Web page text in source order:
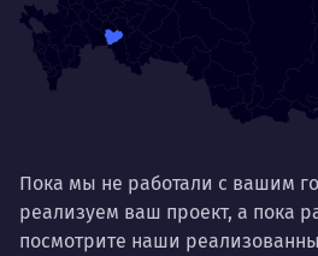
Пока мы не работали с вашим
реализуем ваш проект, а пока
посмотрите наши